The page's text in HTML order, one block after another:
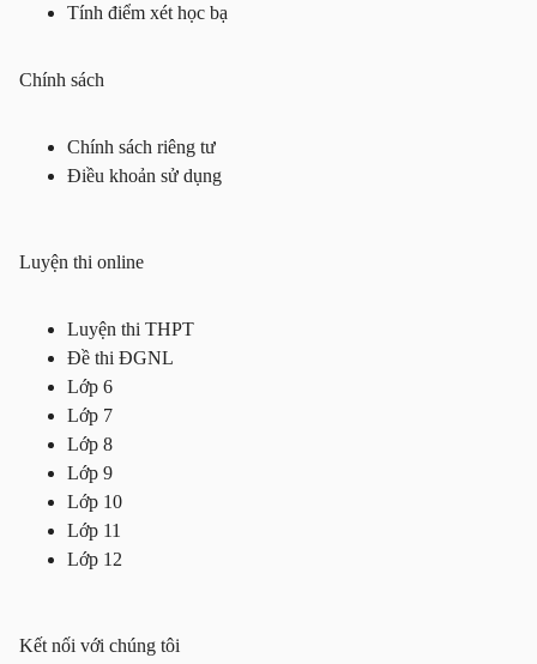
Tính điểm xét học bạ
Chính sách
Chính sách riêng tư
Điều khoản sử dụng
Luyện thi online
Luyện thi THPT
Đề thi ĐGNL
Lớp 6
Lớp 7
Lớp 8
Lớp 9
Lớp 10
Lớp 11
Lớp 12
Kết nối với chúng tôi